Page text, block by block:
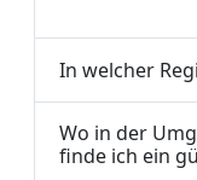
In welcher
Wo in der
finde ich ein